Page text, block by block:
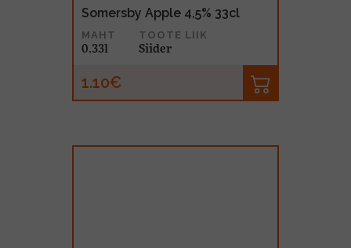
Somersby Apple 4,5% 33cl
MAHT
0.33l
TOOTE LIIK
Siider
1.10€